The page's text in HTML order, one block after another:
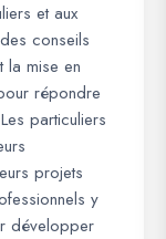
et aux
conseils
la mise en
répondre
particuliers
projets
y
développer